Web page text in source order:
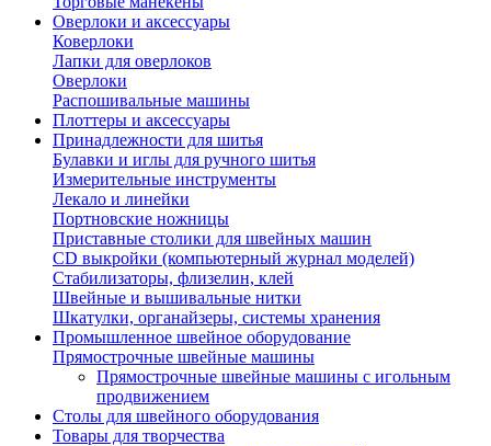
Оверлоки и аксессуары
Коверлоки
Лапки для оверлоков
Оверлоки
Распошивальные машины
Плоттеры и аксессуары
Принадлежности для шитья
Булавки и иглы для ручного шитья
Измерительные инструменты
Лекало и линейки
Портновские ножницы
Приставные столики для швейных машин
СD выкройки (компьютерный журнал моделей)
Стабилизаторы, флизелин, клей
Швейные и вышивальные нитки
Шкатулки, органайзеры, системы хранения
Промышленное швейное оборудование
Прямострочные швейные машины
Прямострочные швейные машины с игольным
продвижением
Столы для швейного оборудования
Товары для творчества